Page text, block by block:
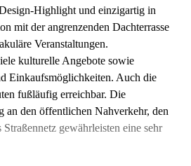
Highlight und einzigartig in
mit der angrenzenden Dachterrasse
Veranstaltungen.
kulturelle Angebote sowie
Einkaufsmöglichkeiten. Auch die
fußläufig erreichbar. Die
an den öffentlichen Nahverkehr, den
gewährleisten eine sehr